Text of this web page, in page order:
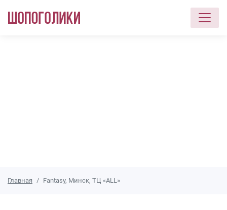
Главная Fantasy, Минск, ТЦ «ALL»